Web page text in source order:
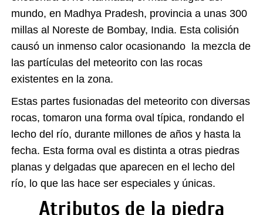
mundo, en Madhya Pradesh, provincia a unas 300
millas al Noreste de Bombay, India. Esta colisión
causó un inmenso calor ocasionando la mezcla de
las partículas del meteorito con las rocas
existentes en la zona.
Estas partes fusionadas del meteorito con diversas
rocas, tomaron una forma oval típica, rondando el
lecho del río, durante millones de años y hasta la
fecha. Esta forma oval es distinta a otras piedras
planas y delgadas que aparecen en el lecho del
río, lo que las hace ser especiales y únicas.
Atributos de la piedra